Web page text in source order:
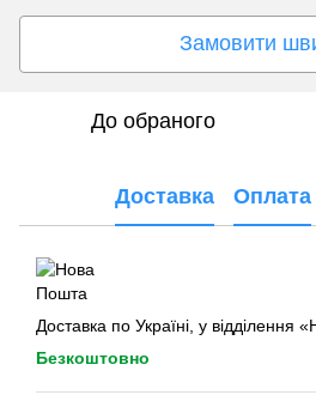
Замовити
До обраного
Доставка Оплата
Доставка по Україні, у відділення
Безкоштовно